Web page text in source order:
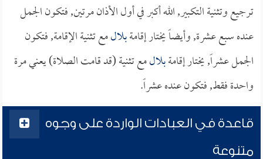
ترجيع وتثنية التكبير, الله أكبر في أول الأذان مرتين, فتكون الجمل
عنده سبع عشرة, وأيضاً يختار إقامةبلالمع تثنية الإقامة, فتكون
الجمل عشراً, يختار إقامةبلالمع تثنية (قد قامت الصلاة) يعني مرة
واحدة فقط, فتكون عنده عشراً.
قاعدة في العبادات الواردة على وجوه
متنوعة